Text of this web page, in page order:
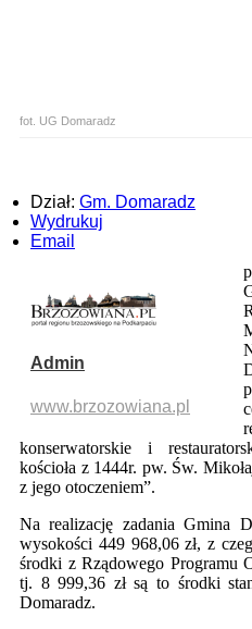
fot. UG Domaradz
Dział: Gm. Domaradz
Wydrukuj
Email
Admin
www.brzozowiana.pl
konserwatorskie i
kościoła z 1444r. pw. Św.
z jego otoczeniem”.
Na realizację zadania Gmina
wysokości 449 968,06 zł, z
środki z Rządowego Programu
tj. 8 999,36 zł są to środki
Domaradz.